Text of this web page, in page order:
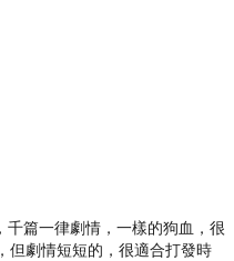
篇一律劇情，一樣的狗血，很
但劇情短短的，很適合打發時